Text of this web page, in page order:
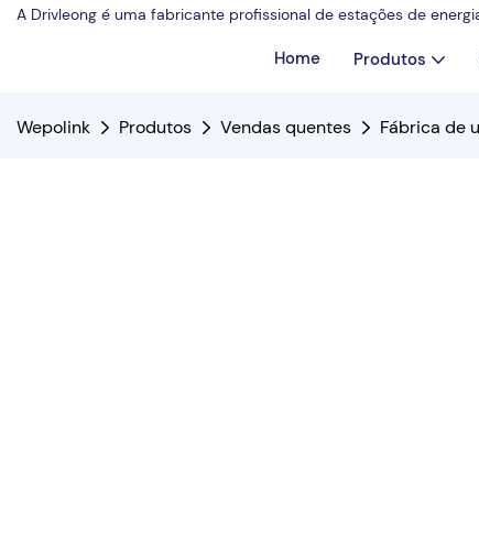
A Drivleong é uma fabricante profissional de estações de
Home Produtos
Wepolink Produtos Vendas quentes Fábrica de